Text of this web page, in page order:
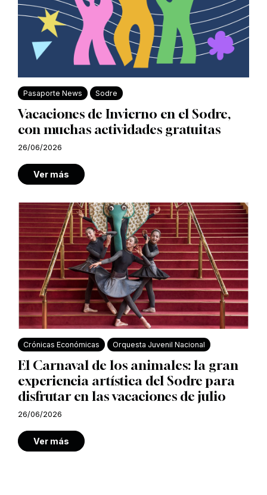
Pasaporte News Sodre
Vacaciones de Invierno en el Sodre,
con muchas actividades gratuitas
26/06/2026
Ver más
Crónicas Económicas Orquesta Juvenil Nacional
El Carnaval de los animales: la gran
experiencia artística del Sodre para
disfrutar en las vacaciones de julio
26/06/2026
Ver más